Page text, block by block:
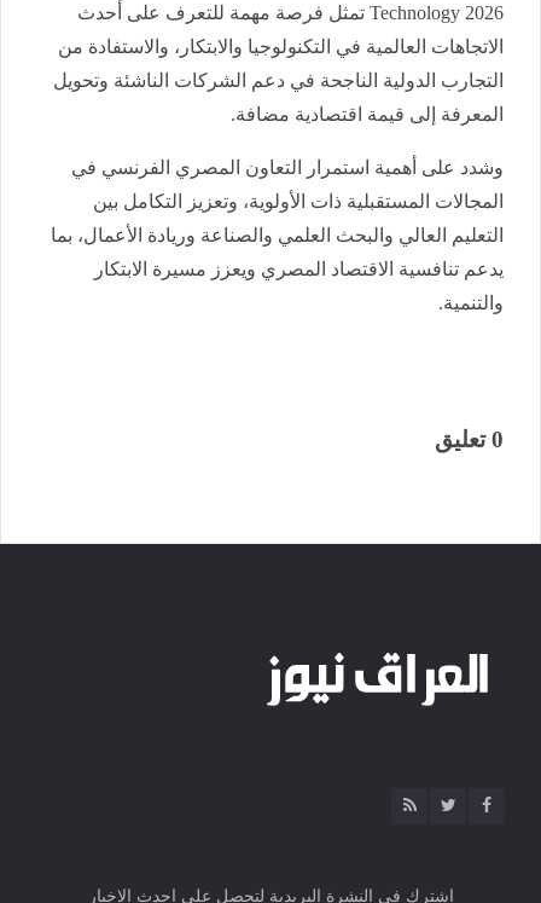
Technology 2026 تمثل فرصة مهمة للتعرف على أحدث
الاتجاهات العالمية في التكنولوجيا والابتكار، والاستفادة من
التجارب الدولية الناجحة في دعم الشركات الناشئة وتحويل
المعرفة إلى قيمة اقتصادية مضافة.
وشدد على أهمية استمرار التعاون المصري الفرنسي في
المجالات المستقبلية ذات الأولوية، وتعزيز التكامل بين
التعليم العالي والبحث العلمي والصناعة وريادة الأعمال، بما
يدعم تنافسية الاقتصاد المصري ويعزز مسيرة الابتكار
والتنمية.
0 تعليق
اشترك فى النشرة البريدية لتحصل على احدث الاخبار